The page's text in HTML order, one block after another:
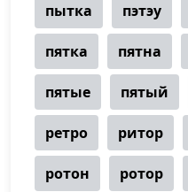
пытка пэтэу
пятка пятна
пятые пятый
ретро ритор
ротон ротор